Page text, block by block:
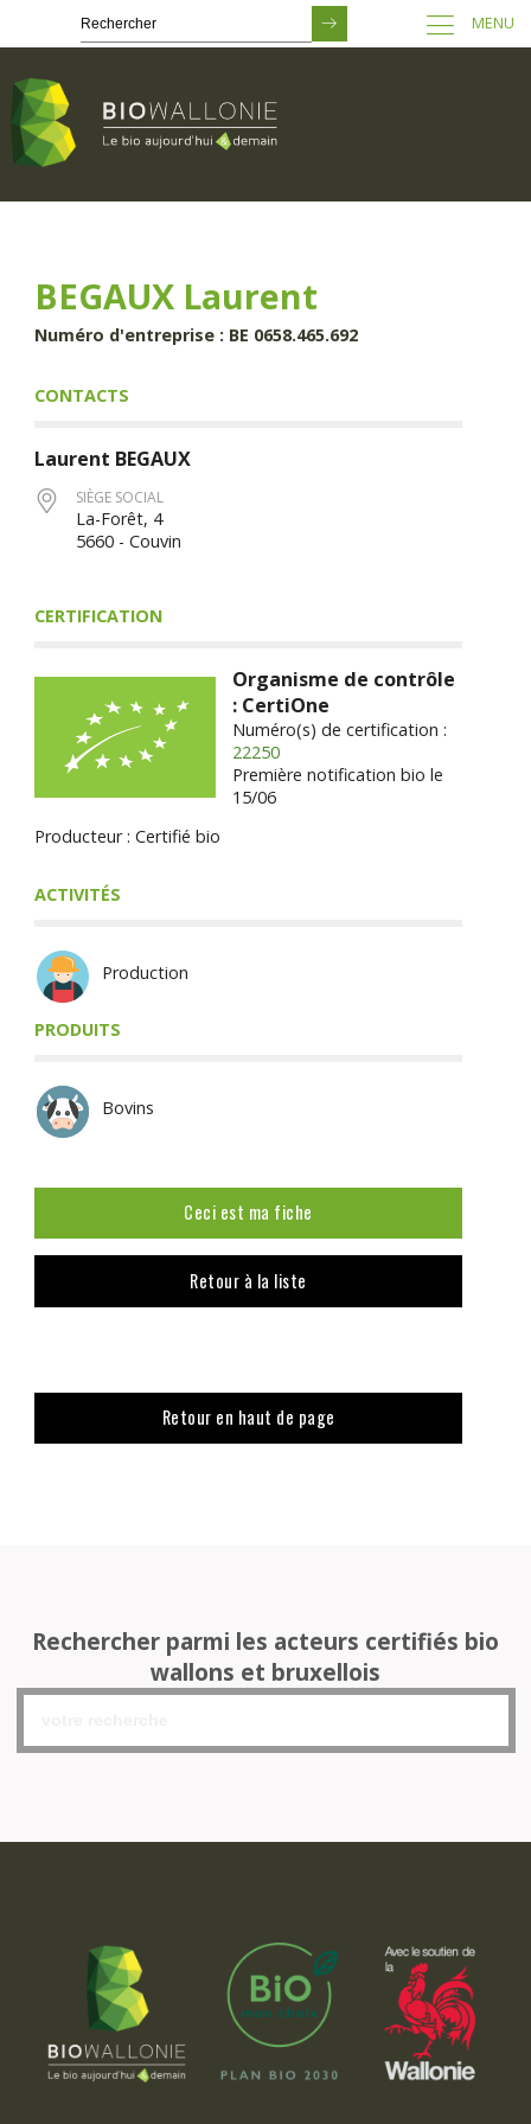
principal
MENU
BEGAUX Laurent
Numéro d'entreprise : BE 0658.465.692
CONTACTS
Laurent BEGAUX
SIÈGE SOCIAL
La-Forêt, 4
5660 - Couvin
CERTIFICATION
Organisme de contrôle
: CertiOne
Numéro(s) de certification :
22250
Première notification bio le
15/06
Producteur : Certifié bio
ACTIVITÉS
Production
PRODUITS
Bovins
Ceci est ma fiche
Retour à la liste
Retour en haut de page
Rechercher parmi les acteurs certifiés bio
wallons et bruxellois